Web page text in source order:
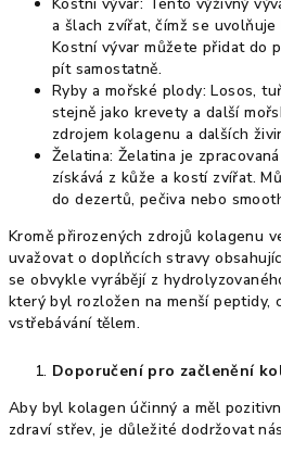
a šlach zvířat, čímž se
Kostní vývar můžete přidat do
pít samostatně.
Ryby a mořské plody: Losos,
stejně jako krevety a další
zdrojem kolagenu a dalších
Želatina: Želatina je
získává z kůže a kostí zvířat.
do dezertů, pečiva nebo
Kromě přirozených zdrojů kolagenu
uvažovat o doplňcích stravy
se obvykle vyrábějí z
který byl rozložen na menší peptidy,
vstřebávání tělem.
Doporučení pro začlenění
Aby byl kolagen účinný a měl
zdraví střev, je důležité dodržovat